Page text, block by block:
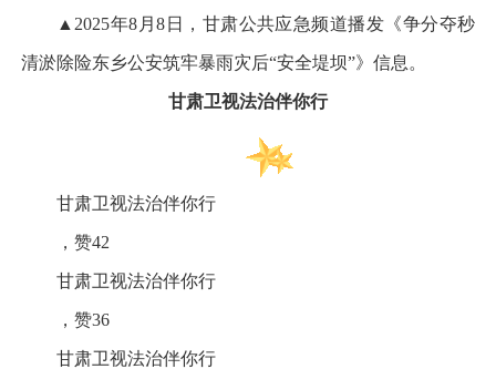
▲2025年8月8日，甘肃公共应急频道播发《争分夺秒
清淤除险东乡公安筑牢暴雨灾后“安全堤坝”》信息。
甘肃卫视法治伴你行
甘肃卫视法治伴你行
，赞42
甘肃卫视法治伴你行
，赞36
甘肃卫视法治伴你行